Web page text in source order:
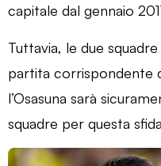
capitale dal gennaio
Tuttavia, le due
partita corrispondente
l’Osasuna sarà
squadre per questa